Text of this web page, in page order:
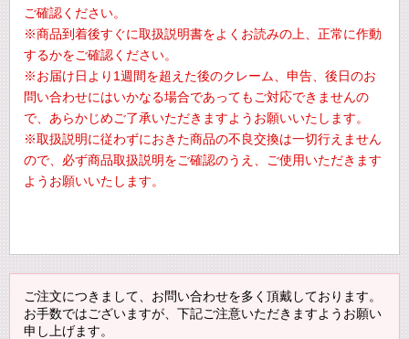
ご確認ください。
※商品到着後すぐに取扱説明書をよくお読みの上、正常に作動
するかをご確認ください。
※お届け日より1週間を超えた後のクレーム、申告、後日のお
問い合わせにはいかなる場合であってもご対応できませんの
で、あらかじめご了承いただきますようお願いいたします。
※取扱説明に従わずにおきた商品の不良交換は一切行えません
ので、必ず商品取扱説明をご確認のうえ、ご使用いただきます
ようお願いいたします。
ご注文につきまして、お問い合わせを多く頂戴しております。
お手数ではございますが、下記ご注意いただきますようお願い
申し上げます。